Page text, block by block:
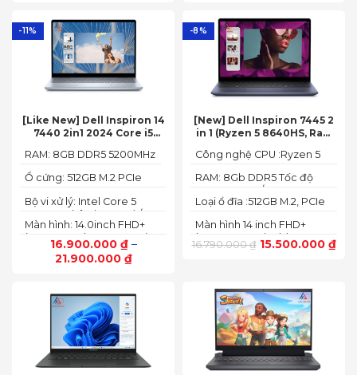
-11%
[Like New] Dell Inspiron 14
7440 2in1 2024 Core i5
FHD+
16.900.000 ₫–
21.900.000 ₫
Màn hình: 14.0inch FHD+
(1920 x 1200) 60Hz,250 nits
Bộ vi xử lý: Intel Core 5
120U, 10 nhân (2P + 8E) / 12
luồng
Ổ cứng: 512GB M.2 PCIe
RAM: 8GB DDR5 5200MHz
-8%
[New] Dell Inspiron 7445 2
in 1 (Ryzen 5 8640HS, Ram
Radeon,14 FHD+ Touch)
16.790.000₫ 15.500.000 ₫
Màn hình 14 inch FHD+
(1920 x 1200 pixels)
Loại ổ đĩa :512GB M.2, PCIe
RAM: 8Gb DDR5 Tốc độ
BUS :5200MT/s
Công nghệ CPU :Ryzen 5